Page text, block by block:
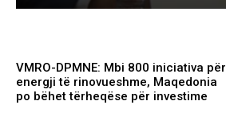
VMRO-DPMNE: Mbi 800 iniciativa për
energji të rinovueshme, Maqedonia
po bëhet tërheqëse për investime